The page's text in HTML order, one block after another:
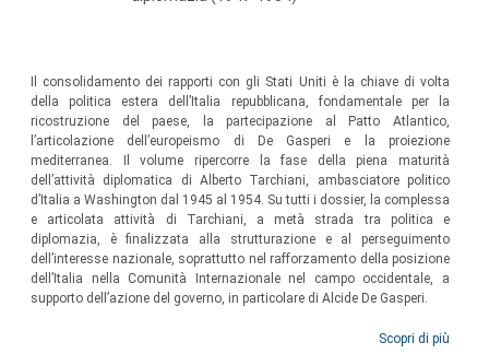
Il consolidamento dei rapporti con gli Stati Uniti è la chiave di volta
della politica estera dell’Italia repubblicana, fondamentale per la
ricostruzione del paese, la partecipazione al Patto Atlantico,
l’articolazione dell’europeismo di De Gasperi e la proiezione
mediterranea. Il volume ripercorre la fase della piena maturità
dell’attività diplomatica di Alberto Tarchiani, ambasciatore politico
d’Italia a Washington dal 1945 al 1954. Su tutti i dossier, la complessa
e articolata attività di Tarchiani, a metà strada tra politica e
diplomazia, è finalizzata alla strutturazione e al perseguimento
dell’interesse nazionale, soprattutto nel rafforzamento della posizione
dell’Italia nella Comunità Internazionale nel campo occidentale, a
supporto dell’azione del governo, in particolare di Alcide De Gasperi.
Scopri di più